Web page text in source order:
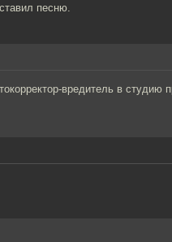
песню.
вредитель в студию